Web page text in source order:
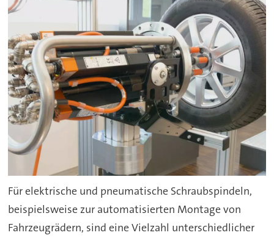
Für elektrische und pneumatische Schraubspindeln,
beispielsweise zur automatisierten Montage von
Fahrzeugrädern, sind eine Vielzahl unterschiedlicher